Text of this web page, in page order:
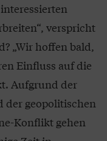
verspricht
„Wir hoffen bald,
Einfluss auf die
Aufgrund der
der geopolitischen
Konflikt gehen